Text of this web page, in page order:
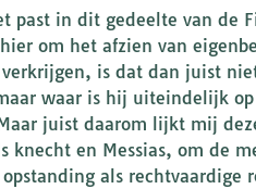
past in dit gedeelte van de
om het afzien van
is dat dan juist
waar is hij uiteindelijk
juist daarom lijkt mij
knecht en Messias, om de
als rechtvaardige